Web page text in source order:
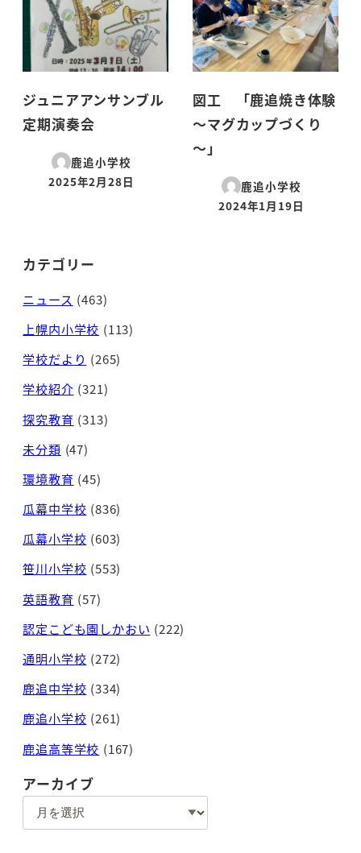
ジュニアアンサンブル
定期演奏会
鹿追小学校
投稿日
2025年2月28日
図工 「鹿追焼き体験
～マグカップづくり
～」
鹿追小学校
投稿日
2024年1月19日
カテゴリー
ニュース (463)
上幌内小学校 (113)
学校だより (265)
学校紹介 (321)
探究教育 (313)
未分類 (47)
環境教育 (45)
瓜幕中学校 (836)
瓜幕小学校 (603)
笹川小学校 (553)
英語教育 (57)
認定こども園しかおい (222)
通明小学校 (272)
鹿追中学校 (334)
鹿追小学校 (261)
鹿追高等学校 (167)
アーカイブ